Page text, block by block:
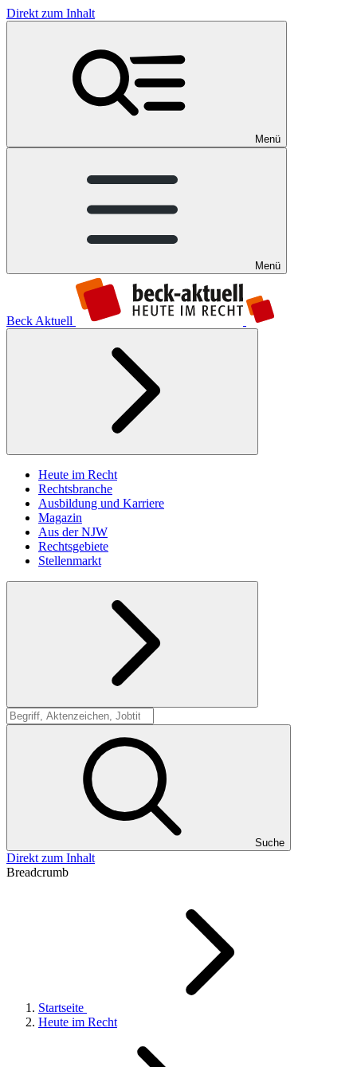
Direkt zum Inhalt
Menü
Menü
Beck Aktuell
Heute im Recht
Rechtsbranche
Ausbildung und Karriere
Magazin
Aus der NJW
Rechtsgebiete
Stellenmarkt
Suche
Suche
Direkt zum Inhalt
Breadcrumb
Startseite
Heute im Recht